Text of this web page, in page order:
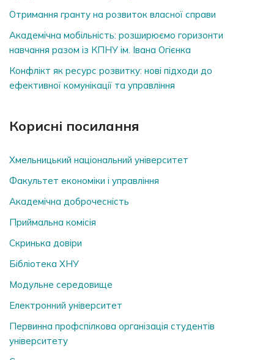
Отримання гранту на розвиток власної справи
Академічна мобільність: розширюємо горизонти
навчання разом із КПНУ ім. Івана Огієнка
Конфлікт як ресурс розвитку: нові підходи до
ефективної комунікації та управління
Корисні посилання
Хмельницький національний університет
Факультет економіки і управління
Академічна доброчесність
Приймальна комісія
Скринька довiри
Бібліотека ХНУ
Модульне середовище
Електронний університет
Первинна профспілкова організація студентів
університету